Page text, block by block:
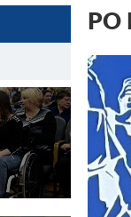
РО